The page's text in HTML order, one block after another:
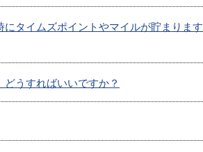
タイムズポイントやマイルが貯まります
うすればいいですか？